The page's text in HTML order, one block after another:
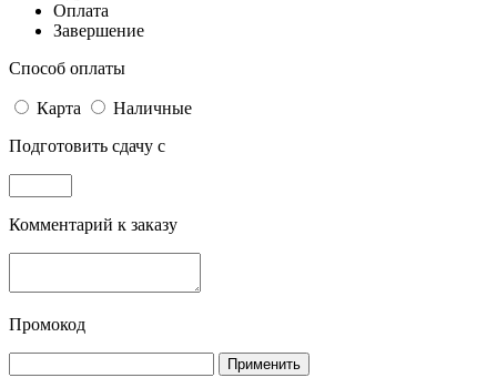
Оплата
Завершение
Способ оплаты
Карта
Наличные
Подготовить сдачу с
Комментарий к заказу
Промокод
Применить